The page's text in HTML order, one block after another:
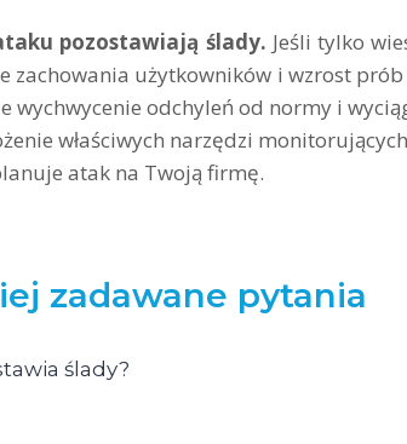
pozostawiają ślady. Jeśli tylko
zachowania użytkowników i wzrost
wychwycenie odchyleń od normy i
właściwych narzędzi
atak na Twoją firmę.
zadawane pytania
ślady?